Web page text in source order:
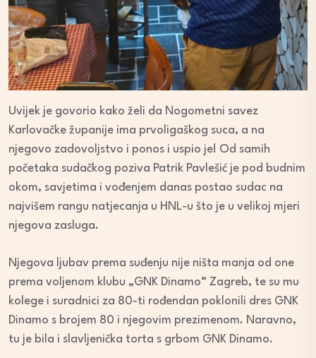
Uvijek je govorio kako želi da Nogometni savez
Karlovačke županije ima prvoligaškog suca, a na
njegovo zadovoljstvo i ponos i uspio je! Od samih
početaka sudačkog poziva Patrik Pavlešić je pod budnim
okom, savjetima i vođenjem danas postao sudac na
najvišem rangu natjecanja u HNL-u što je u velikoj mjeri
njegova zasluga.
Njegova ljubav prema suđenju nije ništa manja od one
prema voljenom klubu „GNK Dinamo“ Zagreb, te su mu
kolege i suradnici za 80-ti rođendan poklonili dres GNK
Dinamo s brojem 80 i njegovim prezimenom. Naravno,
tu je bila i slavljenička torta s grbom GNK Dinamo.